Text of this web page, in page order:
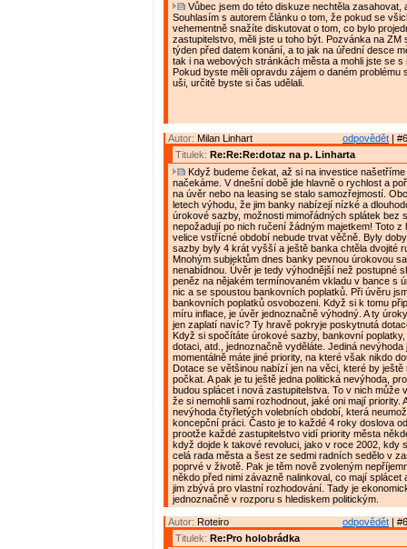
Vůbec jsem do této diskuze nechtěla zasahovat,
Souhlasím s autorem článku o tom, že pokud se
vehementně snažíte diskutovat o tom, co bylo
zastupitelstvo, měli jste u toho být. Pozvánka na ZM
týden před datem konání, a to jak na úřední desce
tak i na webových stránkách města a mohli jste se s
Pokud byste měli opravdu zájem o daném problému
uši, určitě byste si čas udělali.
odpovědět |
Autor: Milan Linhart
Titulek: Re:Re:Re:dotaz na p. Linharta
Když budeme čekat, až si na investice
načekáme. V dnešní době jde hlavně o rychlost a
na úvěr nebo na leasing se stalo samozřejmostí.
letech výhodu, že jim banky nabízejí nízké a
úrokové sazby, možnosti mimořádných splátek bez
nepožadují po nich ručení žádným majetkem! Toto z
velice vstřícné období nebude trvat věčně. Byly
sazby byly 4 krát vyšší a ještě banka chtěla dvojité
Mnohým subjektům dnes banky pevnou úrokovou
nenabídnou. Úvěr je tedy výhodnější než postupné
peněz na nějakém termínovaném vkladu v bance s
nic a se spoustou bankovních poplatků. Při úvěru
bankovních poplatků osvobozeni. Když si k tomu
míru inflace, je úvěr jednoznačně výhodný. A ty
jen zaplatí navíc? Ty hravě pokryje poskytnutá
Když si spočítáte úrokové sazby, bankovní poplatky,
dotaci, atd., jednoznačně vyděláte. Jediná nevýhoda
momentálně máte jiné priority, na které však nikdo
Dotace se většinou nabízí jen na věci, které by ještě
počkat. A pak je tu ještě jedna politická nevýhoda,
budou splácet i nová zastupitelstva. To v nich může
že si nemohli sami rozhodnout, jaké oni mají priority.
nevýhoda čtyřletých volebních období, která
koncepční práci. Často je to každé 4 roky doslova
prootže každé zastupitelstvo vidí priority města
když dojde k takové revoluci, jako v roce 2002, kdy
celá rada města a šest ze sedmi radních sedělo v
poprvé v životě. Pak je těm nově zvoleným
někdo před nimi závazně nalinkoval, co mají splácet
jim zbývá pro vlastní rozhodování. Tady je
jednoznačně v rozporu s hlediskem politickým.
odpovědět |
Autor: Roteiro
Titulek: Re:Pro holobrádka